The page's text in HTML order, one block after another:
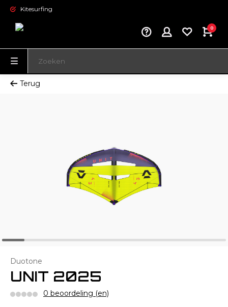
Kitesurfing
0
Terug
Duotone
UNIT 2025
0 beoordeling (en)